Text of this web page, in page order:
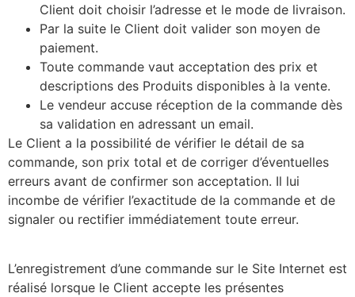
Client doit choisir l’adresse et le mode de livraison.
Par la suite le Client doit valider son moyen de
paiement.
Toute commande vaut acceptation des prix et
descriptions des Produits disponibles à la vente.
Le vendeur accuse réception de la commande dès
sa validation en adressant un email.
Le Client a la possibilité de vérifier le détail de sa
commande, son prix total et de corriger d’éventuelles
erreurs avant de confirmer son acceptation. Il lui
incombe de vérifier l’exactitude de la commande et de
signaler ou rectifier immédiatement toute erreur.
L’enregistrement d’une commande sur le Site Internet est
réalisé lorsque le Client accepte les présentes